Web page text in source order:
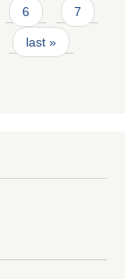
6 7
last »